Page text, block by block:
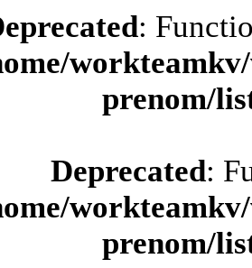
:
prenom/
Deprecated:
prenom/